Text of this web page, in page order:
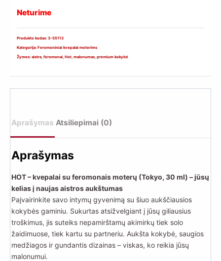
Neturime
Produkto kodas: 3-55113
Kategorija: Feromoniniai kvepalai moterims
Žymos: aistra feromonai Hot malonumas premium kokybė
Aprašymas Atsiliepimai (0)
Aprašymas
HOT – kvepalai su feromonais moterų (Tokyo, 30 ml) – jūsų
kelias į naujas aistros aukštumas
Paįvairinkite savo intymų gyvenimą su šiuo aukščiausios
kokybės gaminiu. Sukurtas atsižvelgiant į jūsų giliausius
troškimus, jis suteiks nepamirštamų akimirkų tiek solo
žaidimuose, tiek kartu su partneriu. Aukšta kokybė, saugios
medžiagos ir gundantis dizainas – viskas, ko reikia jūsų
malonumui.